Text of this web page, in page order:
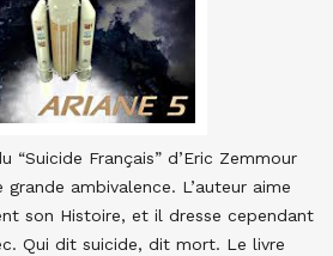
“Suicide Français” d’Eric Zemmour
ambivalence. L’auteur aime
son Histoire, et il dresse cependant
Qui dit suicide, dit mort. Le livre